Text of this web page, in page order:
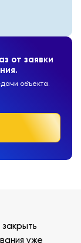
от заявки
объекта.
уже